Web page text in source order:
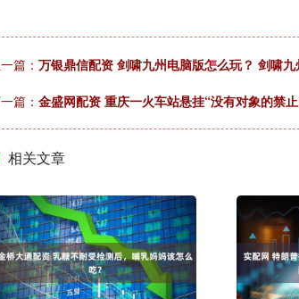
篇： 万银鼎信配资 剑啸九州电脑版怎么玩？ 剑啸
篇： 金盛网配资 重庆一火车站悬挂“没有对象的禁
相关文章